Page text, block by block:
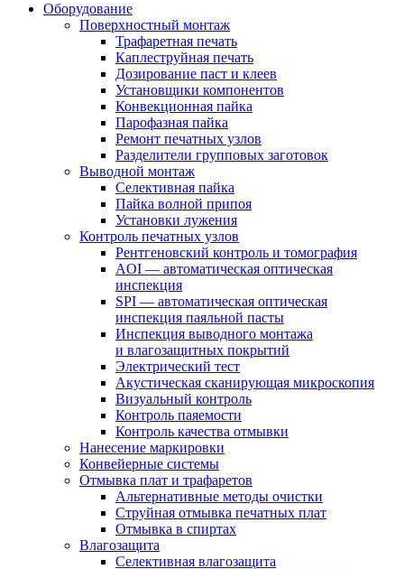
Оборудование
Поверхностный монтаж
Трафаретная печать
Каплеструйная печать
Дозирование паст и клеев
Установщики компонентов
Конвекционная пайка
Парофазная пайка
Ремонт печатных узлов
Разделители групповых заготовок
Выводной монтаж
Селективная пайка
Пайка волной припоя
Установки лужения
Контроль печатных узлов
Рентгеновский контроль и томография
AOI — автоматическая оптическая
инспекция
SPI — автоматическая оптическая
инспекция паяльной пасты
Инспекция выводного монтажа
и влагозащитных покрытий
Электрический тест
Акустическая сканирующая микроскопия
Визуальный контроль
Контроль паяемости
Контроль качества отмывки
Нанесение маркировки
Конвейерные системы
Отмывка плат и трафаретов
Альтернативные методы очистки
Струйная отмывка печатных плат
Отмывка в спиртах
Влагозащита
Селективная влагозащита